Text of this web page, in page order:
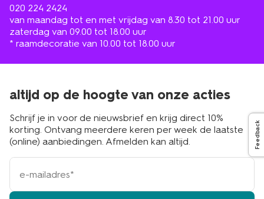
020 224 2424
van maandag tot en met vrijdag van 8.30 tot 21.00 uur
zaterdag van 09.00 tot 18.00 uur
* raamdecoratie van 10.00 tot 18.00 uur
altijd op de hoogte van onze acties
Schrijf je in voor de nieuwsbrief en krijg direct 10%
korting. Ontvang meerdere keren per week de laatste
(online) aanbiedingen. Afmelden kan altijd.
e-
mailadres
Feedback